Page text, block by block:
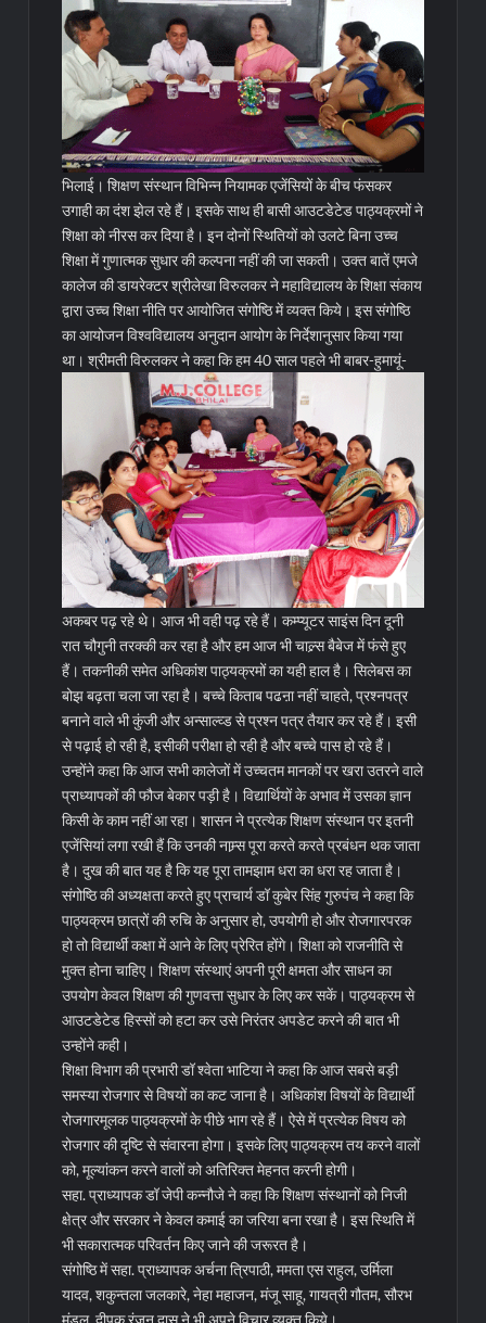
भिलाई। शिक्षण संस्थान विभिन्न नियामक एजेंसियों के बीच फंसकर
उगाही का दंश झेल रहे हैं। इसके साथ ही बासी आउटडेटेड पाठ्यक्रमों ने
शिक्षा को नीरस कर दिया है। इन दोनों स्थितियों को उलटे बिना उच्च
शिक्षा में गुणात्मक सुधार की कल्पना नहीं की जा सकती। उक्त बातें एमजे
कालेज की डायरेक्टर श्रीलेखा विरुलकर ने महाविद्यालय के शिक्षा संकाय
द्वारा उच्च शिक्षा नीति पर आयोजित संगोष्ठि में व्यक्त किये। इस संगोष्ठि
का आयोजन विश्वविद्यालय अनुदान आयोग के निर्देशानुसार किया गया
था।श्रीमती विरुलकर ने कहा कि हम 40 साल पहले भी बाबर-हुमायूं-
अकबर पढ़ रहे थे। आज भी वही पढ़ रहे हैं। कम्प्यूटर साइंस दिन दूनी
रात चौगुनी तरक्की कर रहा है और हम आज भी चाल्र्स बैबेज में फंसे हुए
हैं। तकनीकी समेत अधिकांश पाठ्यक्रमों का यही हाल है। सिलेबस का
बोझ बढ़ता चला जा रहा है। बच्चे किताब पढऩा नहीं चाहते, प्रश्नपत्र
बनाने वाले भी कुंजी और अन्साल्व्ड से प्रश्न पत्र तैयार कर रहे हैं। इसी
से पढ़ाई हो रही है, इसीकी परीक्षा हो रही है और बच्चे पास हो रहे हैं।
उन्होंने कहा कि आज सभी कालेजों में उच्चतम मानकों पर खरा उतरने वाले
प्राध्यापकों की फौज बेकार पड़ी है। विद्यार्थियों के अभाव में उसका ज्ञान
किसी के काम नहीं आ रहा। शासन ने प्रत्येक शिक्षण संस्थान पर इतनी
एजेंसियां लगा रखी हैं कि उनकी नाम्र्स पूरा करते करते प्रबंधन थक जाता
है। दुख की बात यह है कि यह पूरा तामझाम धरा का धरा रह जाता है।
संगोष्ठि की अध्यक्षता करते हुए प्राचार्य डॉ कुबेर सिंह गुरुपंच ने कहा कि
पाठ्यक्रम छात्रों की रुचि के अनुसार हो, उपयोगी हो और रोजगारपरक
हो तो विद्यार्थी कक्षा में आने के लिए प्रेरित होंगे। शिक्षा को राजनीति से
मुक्त होना चाहिए। शिक्षण संस्थाएं अपनी पूरी क्षमता और साधन का
उपयोग केवल शिक्षण की गुणवत्ता सुधार के लिए कर सकें। पाठ्यक्रम से
आउटडेटेड हिस्सों को हटा कर उसे निरंतर अपडेट करने की बात भी
उन्होंने कही।
शिक्षा विभाग की प्रभारी डॉ श्वेता भाटिया ने कहा कि आज सबसे बड़ी
समस्या रोजगार से विषयों का कट जाना है। अधिकांश विषयों के विद्यार्थी
रोजगारमूलक पाठ्यक्रमों के पीछे भाग रहे हैं। ऐसे में प्रत्येक विषय को
रोजगार की दृष्टि से संवारना होगा। इसके लिए पाठ्यक्रम तय करने वालों
को, मूल्यांकन करने वालों को अतिरिक्त मेहनत करनी होगी।
सहा. प्राध्यापक डॉ जेपी कन्नौजे ने कहा कि शिक्षण संस्थानों को निजी
क्षेत्र और सरकार ने केवल कमाई का जरिया बना रखा है। इस स्थिति में
भी सकारात्मक परिवर्तन किए जाने की जरूरत है।
संगोष्ठि में सहा. प्राध्यापक अर्चना त्रिपाठी, ममता एस राहुल, उर्मिला
यादव, शकुन्तला जलकारे, नेहा महाजन, मंजू साहू, गायत्री गौतम, सौरभ
मंडल, दीपक रंजन दास ने भी अपने विचार व्यक्त किये।